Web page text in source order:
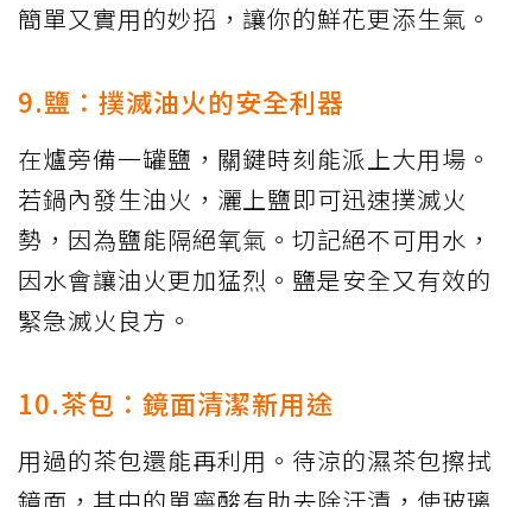
簡單又實用的妙招，讓你的鮮花更添生氣。
9.鹽：撲滅油火的安全利器
在爐旁備一罐鹽，關鍵時刻能派上大用場。
若鍋內發生油火，灑上鹽即可迅速撲滅火
勢，因為鹽能隔絕氧氣。切記絕不可用水，
因水會讓油火更加猛烈。鹽是安全又有效的
緊急滅火良方。
10.茶包：鏡面清潔新用途
用過的茶包還能再利用。待涼的濕茶包擦拭